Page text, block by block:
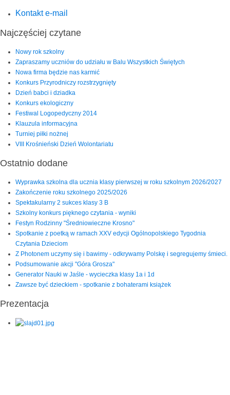
Kontakt e-mail
Najczęściej czytane
Nowy rok szkolny
Zapraszamy uczniów do udziału w Balu Wszystkich Świętych
Nowa firma będzie nas karmić
Konkurs Przyrodniczy rozstrzygnięty
Dzień babci i dziadka
Konkurs ekologiczny
Festiwal Logopedyczny 2014
Klauzula informacyjna
Turniej piłki nożnej
VIII Krośnieński Dzień Wolontariatu
Ostatnio dodane
Wyprawka szkolna dla ucznia klasy pierwszej w roku szkolnym 2026/2027
Zakończenie roku szkolnego 2025/2026
Spektakularny 2 sukces klasy 3 B
Szkolny konkurs pięknego czytania - wyniki
Festyn Rodzinny "Średniowieczne Krosno"
Spotkanie z poetką w ramach XXV edycji Ogólnopolskiego Tygodnia
Czytania Dzieciom
Z Photonem uczymy się i bawimy - odkrywamy Polskę i segregujemy śmieci.
Podsumowanie akcji "Góra Grosza"
Generator Nauki w Jaśle - wycieczka klasy 1a i 1d
Zawsze być dzieckiem - spotkanie z bohaterami książek
Prezentacja